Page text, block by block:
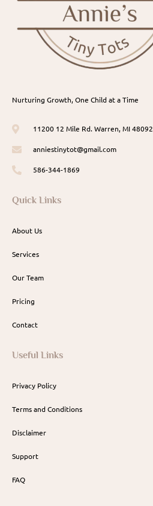
Nurturing Growth, One Child at a Time
11200 12 Mile Rd. Warren, MI 48092
anniestinytot@gmail.com
586-344-1869
Quick Links
About Us
Services
Our Team
Pricing
Contact
Useful Links
Privacy Policy
Terms and Conditions
Disclaimer
Support
FAQ